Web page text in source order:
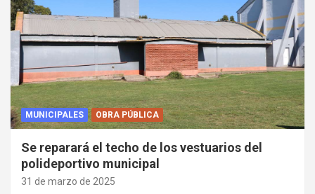
MUNICIPALES OBRA PÚBLICA
Se reparará el techo de los vestuarios del
polideportivo municipal
31 de marzo de 2025